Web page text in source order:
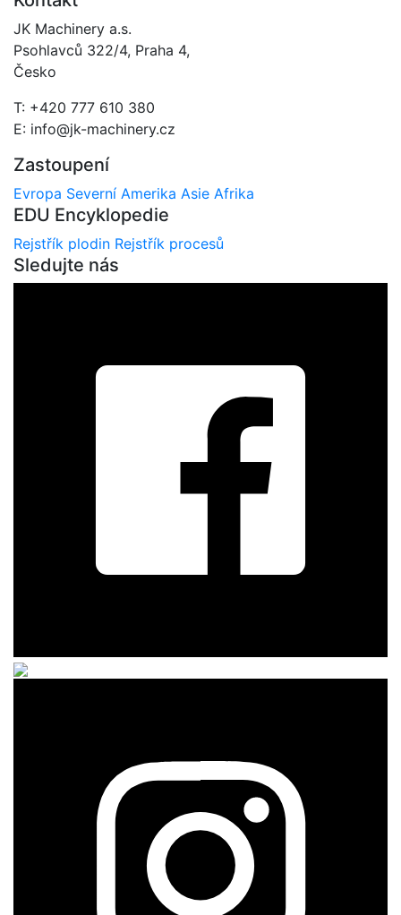
JK Machinery a.s.
Psohlavců 322/4, Praha 4,
Česko
T: +420 777 610 380
E: info@jk-machinery.cz
Zastoupení
Evropa Severní Amerika Asie Afrika
EDU Encyklopedie
Rejstřík plodin Rejstřík procesů
Sledujte nás